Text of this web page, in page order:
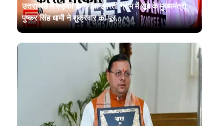
उत्तराखंड में रुड़की के नगला इमरती ग्राम में सूबे के मुख्यमंत्री
पुष्कर सिंह धामी ने शुक्रवार को पूर...